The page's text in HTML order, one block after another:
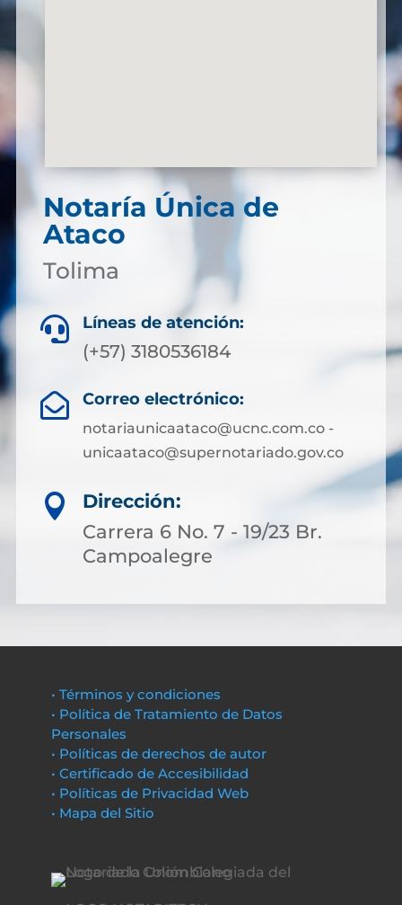
Notaría Única de
Ataco
Tolima
 Líneas de atención:
(+57) 3180536184
 Correo electrónico:
notariaunicaataco@ucnc.com.co -
unicaataco@supernotariado.gov.co

Dirección:
Carrera 6 No. 7 - 19/23 Br.
Campoalegre
• Términos y condiciones
• Política de Tratamiento de Datos
Personales
• Políticas de derechos de autor
• Certificado de Accesibilidad
• Políticas de Privacidad Web
• Mapa del Sitio